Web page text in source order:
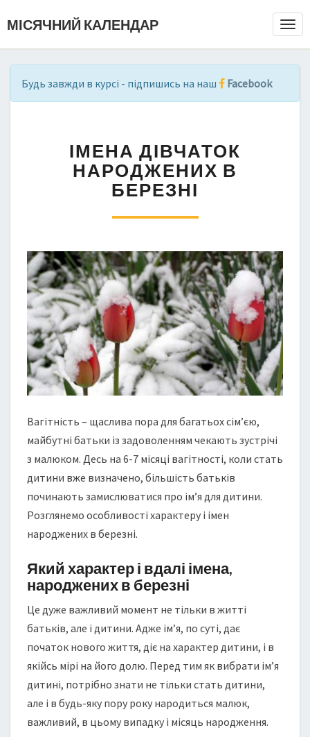
МІСЯЧНИЙ КАЛЕНДАР
Будь завжди в курсі - підпишись на наш Facebook
М
Е
Н
А
Ч
А
Т
О
К
Н
Р
О
Д
Е
Н
И
В
Б
Е
З
Н
І
ІМЕНА ДІВЧАТОК
НАРОДЖЕНИХ В
БЕРЕЗНІ
Вагітність – щаслива пора для багатьох сім’єю,
майбутні батьки із задоволенням чекають зустрічі
з малюком. Десь на 6-7 місяці вагітності, коли стать
дитини вже визначено, більшість батьків
починають замислюватися про ім’я для дитини.
Розглянемо особливості характеру і імен
народжених в березні.
Який характер і вдалі імена,
народжених в березні
Це дуже важливий момент не тільки в житті
батьків, але і дитини. Адже ім’я, по суті, дає
початок нового життя, діє на характер дитини, і в
якійсь мірі на його долю. Перед тим як вибрати ім’я
дитині, потрібно знати не тільки стать дитини,
але і в будь-яку пору року народиться малюк,
важливий, в цьому випадку і місяць народження.